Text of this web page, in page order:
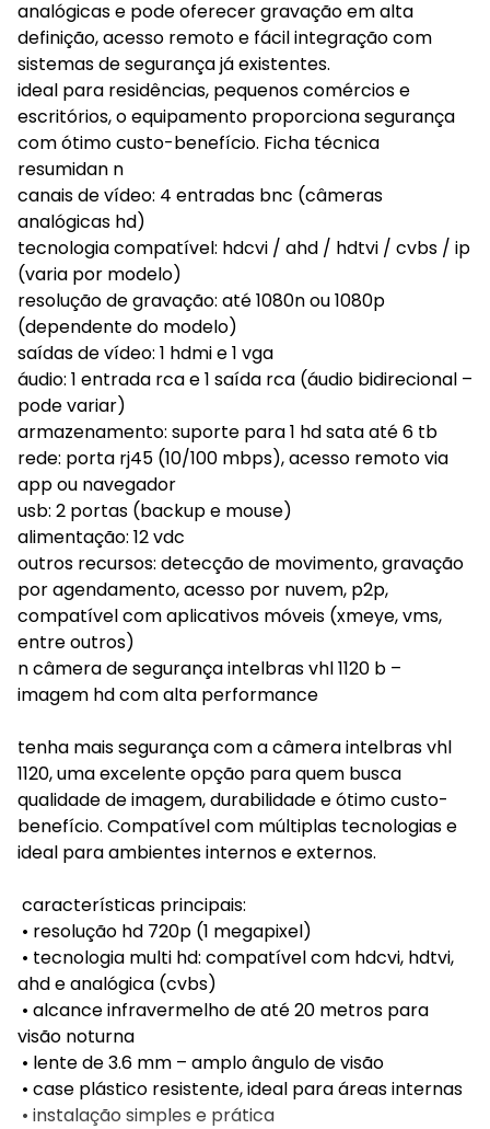
analógicas e pode oferecer gravação em alta
definição, acesso remoto e fácil integração com
sistemas de segurança já existentes.
ideal para residências, pequenos comércios e
escritórios, o equipamento proporciona segurança
com ótimo custo-benefício. Ficha técnica
resumidan n
canais de vídeo: 4 entradas bnc (câmeras
analógicas hd)
tecnologia compatível: hdcvi / ahd / hdtvi / cvbs / ip
(varia por modelo)
resolução de gravação: até 1080n ou 1080p
(dependente do modelo)
saídas de vídeo: 1 hdmi e 1 vga
áudio: 1 entrada rca e 1 saída rca (áudio bidirecional –
pode variar)
armazenamento: suporte para 1 hd sata até 6 tb
rede: porta rj45 (10/100 mbps), acesso remoto via
app ou navegador
usb: 2 portas (backup e mouse)
alimentação: 12 vdc
outros recursos: detecção de movimento, gravação
por agendamento, acesso por nuvem, p2p,
compatível com aplicativos móveis (xmeye, vms,
entre outros)
n câmera de segurança intelbras vhl 1120 b –
imagem hd com alta performance
tenha mais segurança com a câmera intelbras vhl
1120, uma excelente opção para quem busca
qualidade de imagem, durabilidade e ótimo custo-
benefício. Compatível com múltiplas tecnologias e
ideal para ambientes internos e externos.
características principais:
• resolução hd 720p (1 megapixel)
• tecnologia multi hd: compatível com hdcvi, hdtvi,
ahd e analógica (cvbs)
• alcance infravermelho de até 20 metros para
visão noturna
• lente de 3.6 mm – amplo ângulo de visão
• case plástico resistente, ideal para áreas internas
• instalação simples e prática